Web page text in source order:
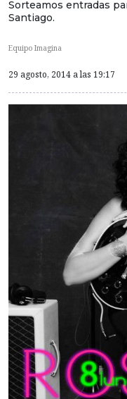
Sorteamos entradas
Santiago.
Equipo Imagina
29 agosto, 2014 a las 19:17